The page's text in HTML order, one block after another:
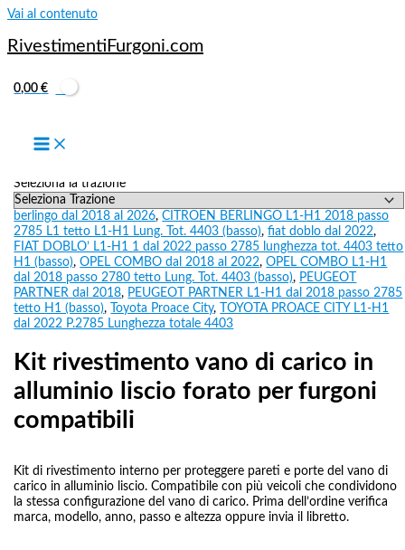
Vai al contenuto
RivestimentiFurgoni.com
0,00€
Indica il numero di porte laterali
Seleziona la trazione
berlingo dal 2018 al 2026,CITROEN BERLINGO L1-H1 2018 passo
2785 L1 tetto L1-H1 Lung. Tot. 4403 (basso),fiat doblo dal 2022,
FIAT DOBLO’ L1-H1 1 dal 2022 passo 2785 lunghezza tot. 4403 tetto
H1 (basso),OPEL COMBO dal 2018 al 2022,OPEL COMBO L1-H1
dal 2018 passo 2780 tetto Lung. Tot. 4403 (basso), PEUGEOT
PARTNER dal 2018, PEUGEOT PARTNER L1-H1 dal 2018 passo 2785
tetto H1 (basso), Toyota Proace City,
TOYOTA PROACE CITY L1-H1
dal 2022 P.2785 Lunghezza totale 4403
Kit rivestimento vano di carico in
alluminio liscio forato per furgoni
compatibili
Kit di rivestimento interno per proteggere pareti e porte del vano di
carico in alluminio liscio. Compatibile con più veicoli che condividono
la stessa configurazione del vano di carico. Prima dell’ordine verifica
marca, modello, anno, passo e altezza oppure invia il libretto.